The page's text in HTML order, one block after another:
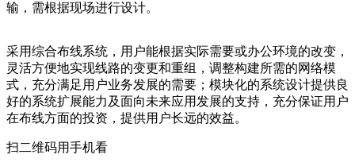
输，需根据现场进行设计。
采用综合布线系统，用户能根据实际需要或办公环境的改变，
灵活方便地实现线路的变更和重组，调整构建所需的网络模
式，充分满足用户业务发展的需要；模块化的系统设计提供良
好的系统扩展能力及面向未来应用发展的支持，充分保证用户
在布线方面的投资，提供用户长远的效益。
扫二维码用手机看